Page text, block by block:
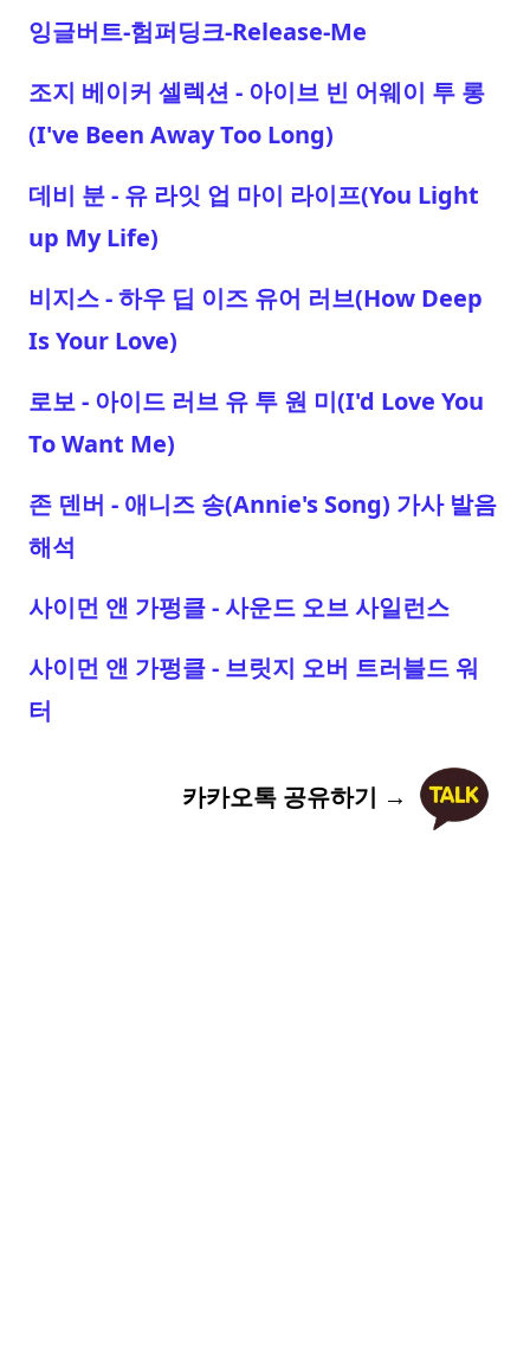
잉글버트-험퍼딩크-Release-Me
조지 베이커 셀렉션 - 아이브 빈 어웨이 투 롱
(I've Been Away Too Long)
데비 분 - 유 라잇 업 마이 라이프(You Light
up My Life)
비지스 - 하우 딥 이즈 유어 러브(How Deep
Is Your Love)
로보 - 아이드 러브 유 투 원 미(I'd Love You
To Want Me)
존 덴버 - 애니즈 송(Annie's Song) 가사 발음
해석
사이먼 앤 가펑클 - 사운드 오브 사일런스
사이먼 앤 가펑클 - 브릿지 오버 트러블드 워
터
카카오톡 공유하기 →